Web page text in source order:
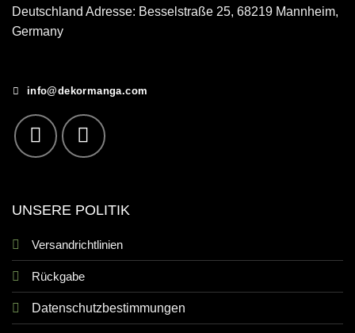
Deutschland Adresse: Besselstraße 25, 68219 Mannheim,
Germany
info@dekormanga.com
UNSERE POLITIK
Versandrichtlinien
Rückgabe
Datenschutzbestimmungen